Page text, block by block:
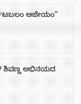
ಅಜೇಯಂ”
ಶಿವಣ್ಣ ಅಭಿನಯದ